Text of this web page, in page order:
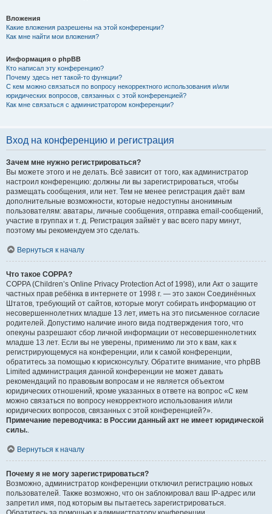
Вложения
Какие вложения разрешены на этой конференции?
Как мне найти мои вложения?
Информация о phpBB
Кто написал эту конференцию?
Почему здесь нет такой-то функции?
С кем можно связаться по вопросу некорректного использования и/или
юридических вопросов, связанных с этой конференцией?
Как мне связаться с администратором конференции?
Вход на конференцию и регистрация
Зачем мне нужно регистрироваться?
Вы можете этого и не делать. Всё зависит от того, как администратор
настроил конференцию: должны ли вы зарегистрироваться, чтобы
размещать сообщения, или нет. Тем не менее регистрация даёт вам
дополнительные возможности, которые недоступны анонимным
пользователям: аватары, личные сообщения, отправка email-сообщений,
участие в группах и т. д. Регистрация займёт у вас всего пару минут,
поэтому мы рекомендуем это сделать.
Вернуться к началу
Что такое COPPA?
COPPA (Children’s Online Privacy Protection Act of 1998), или Акт о защите
частных прав ребёнка в интернете от 1998 г. — это закон Соединённых
Штатов, требующий от сайтов, которые могут собирать информацию от
несовершеннолетних младше 13 лет, иметь на это письменное согласие
родителей. Допустимо наличие иного вида подтверждения того, что
опекуны разрешают сбор личной информации от несовершеннолетних
младше 13 лет. Если вы не уверены, применимо ли это к вам, как к
регистрирующемуся на конференции, или к самой конференции,
обратитесь за помощью к юрисконсульту. Обратите внимание, что phpBB
Limited администрация данной конференции не может давать
рекомендаций по правовым вопросам и не является объектом
юридических отношений, кроме указанных в ответе на вопрос «С кем
можно связаться по вопросу некорректного использования и/или
юридических вопросов, связанных с этой конференцией?».
Примечание переводчика: в России данный акт не имеет юридической
силы..
Вернуться к началу
Почему я не могу зарегистрироваться?
Возможно, администратор конференции отключил регистрацию новых
пользователей. Также возможно, что он заблокировал ваш IP-адрес или
запретил имя, под которым вы пытаетесь зарегистрироваться.